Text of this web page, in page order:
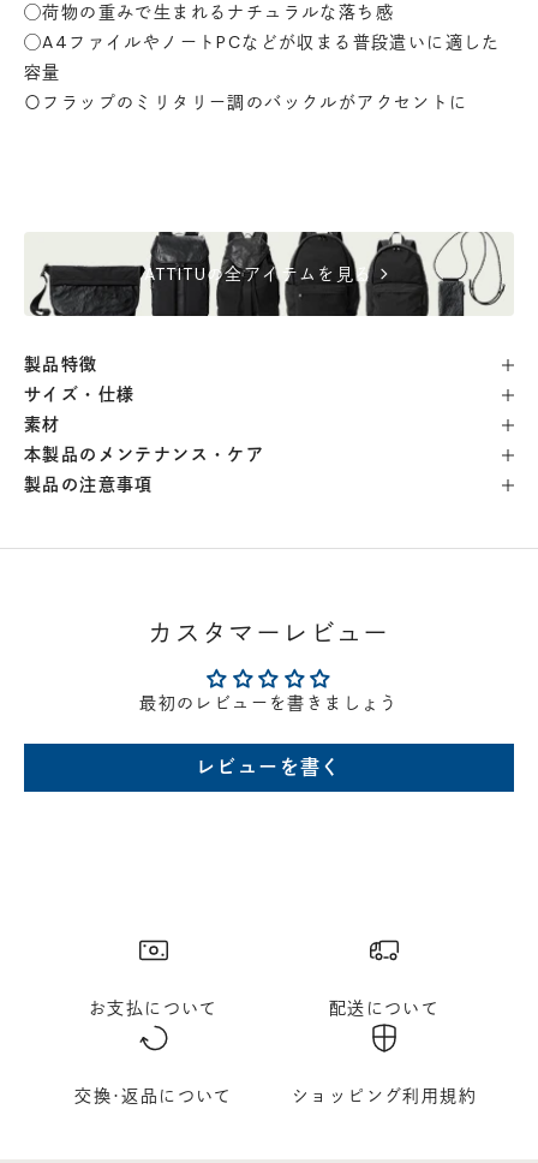
渋谷店- 在庫 -△
六本木店
横浜店- 在庫 -
軽井澤工房店
名古屋店
- 在庫 -△
- 在庫 -△
店舗に在庫がある場合、お支払金額が合計300,000
※在庫状況は随時変動しているため、ご来店時に売り切れの場合がござ
います。
最新の在庫状況については、ご利用店舗に直接お問い
◯荷物の重みで生まれるナチュラルな落ち感
◯A4ファイルやノートPCなどが収まる普段遣いに適した
容量
〇フラップのミリタリー調のバックルがアクセントに
ATTITUの全アイテムを見るchevron_right
製品特徴
サイズ・仕様
素材
本製品のメンテナンス・ケア
製品の注意事項
カスタマーレビュー
最初のレビューを書きましょう
レビューを書く
お支払について 配送について
交換･返品について ショッピング利用規約